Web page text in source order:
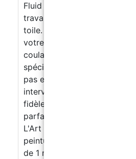
Fluid art. Il ne goutte pas de
travail, atteignant lentement
toile. ART PRO vous permet
votre dessin initial sans qu'il
coulage de la résine. Grâce à
spéciale les couches de
pas et ne se mélangent pas
intervenez volontairement),
fidèlement votre idée
parfaitement lisse et
L'Art Pro est parfait pour les
peintures et les surfaces
de 1 mm à 5 mm, mais si